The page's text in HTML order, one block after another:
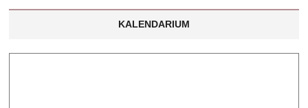
KALENDARIUM